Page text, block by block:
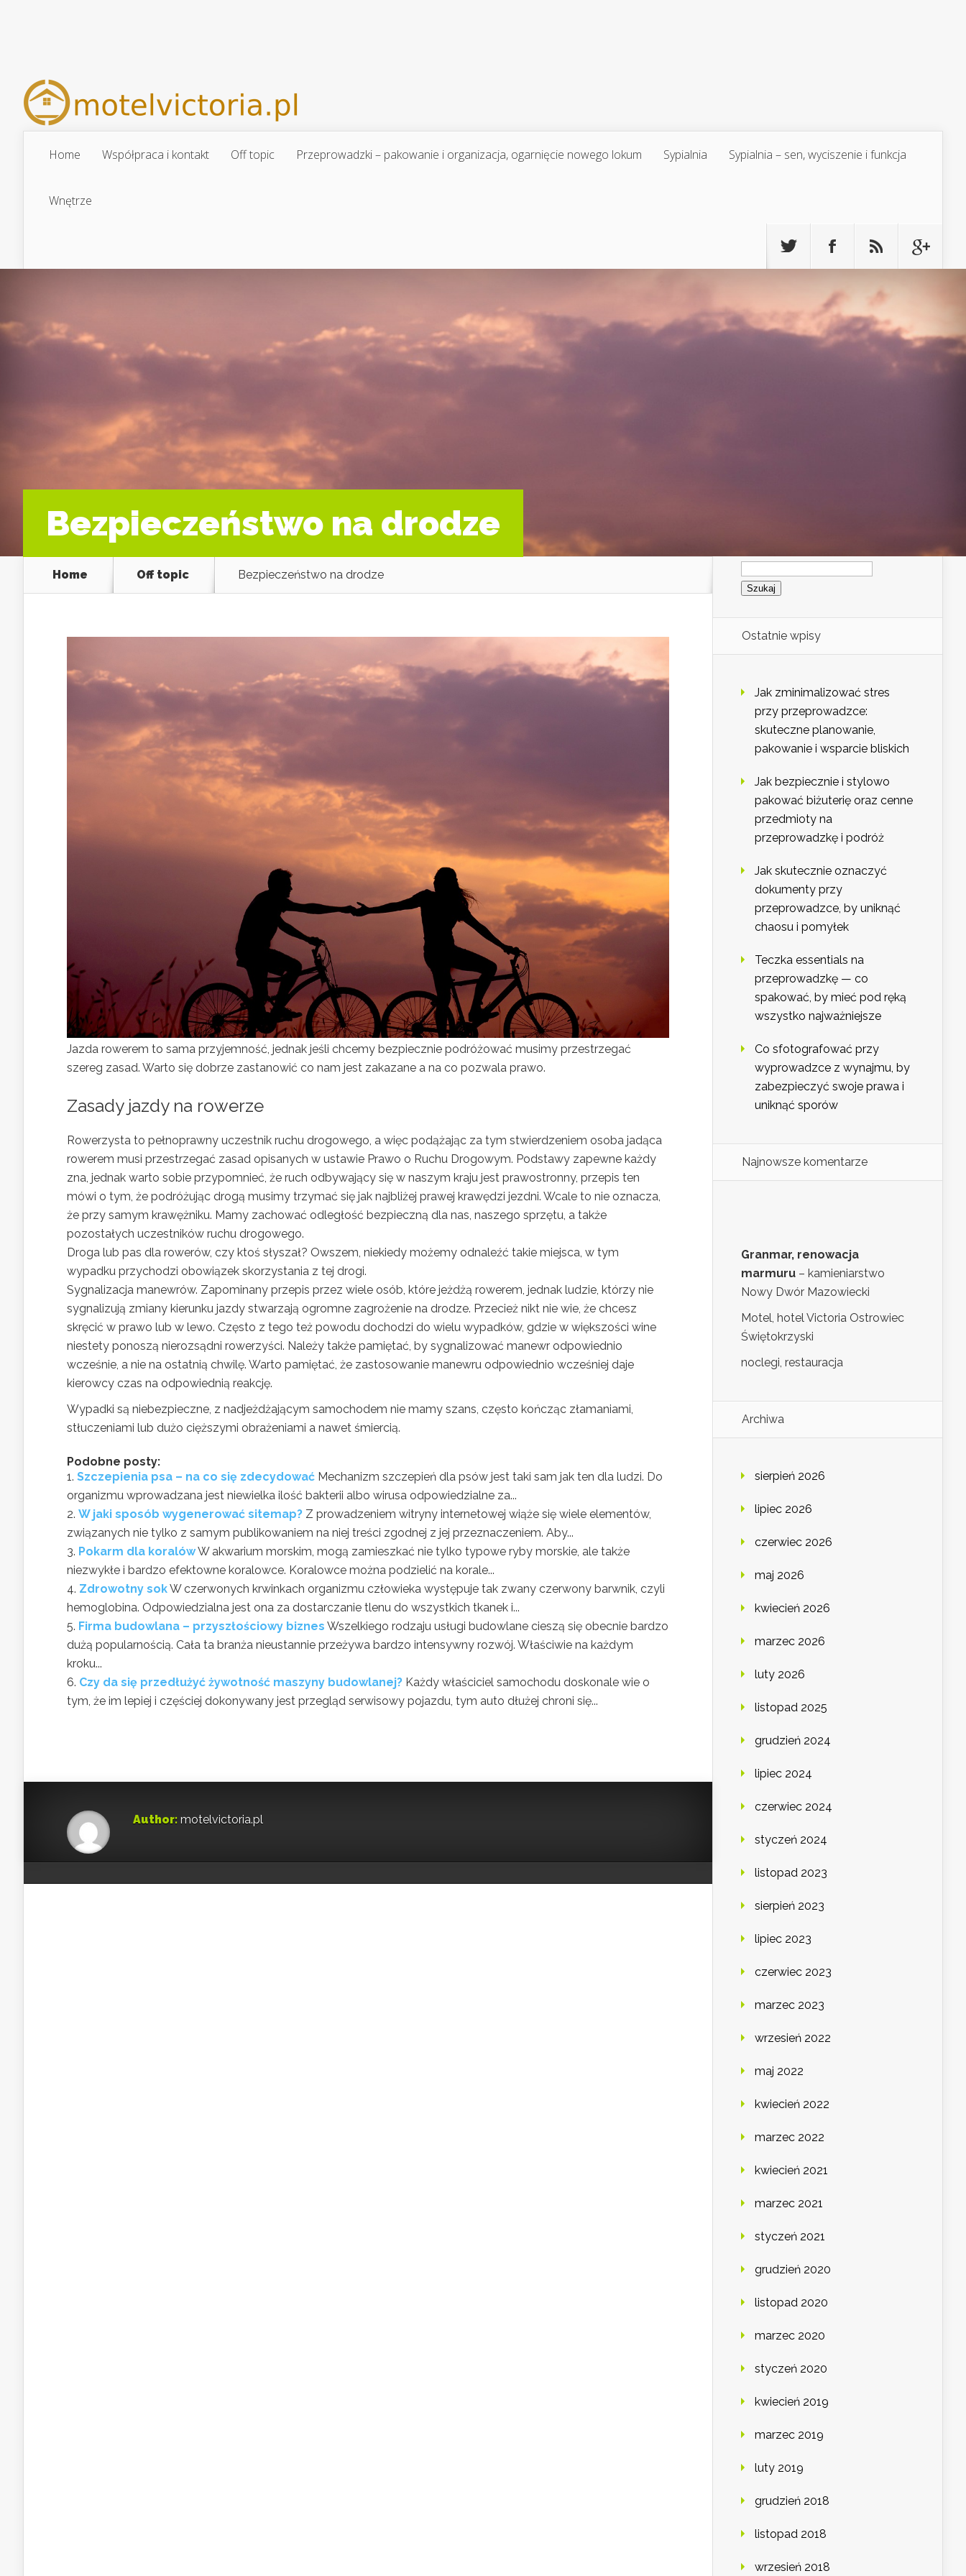
Home Współpraca i kontakt Off topic Przeprowadzki – pakowanie i organizacja, ogarnięcie nowego lokum Sypialnia Sypialnia – sen, wyciszenie i funkcja
Wnętrze
Bezpieczeństwo na drodze
Home Off topic Bezpieczeństwo na drodze
Jazda rowerem to sama przyjemność, jednak jeśli chcemy bezpiecznie podróżować musimy przestrzegać
szereg zasad. Warto się dobrze zastanowić co nam jest zakazane a na co pozwala prawo.
Zasady jazdy na rowerze
Rowerzysta to pełnoprawny uczestnik ruchu drogowego, a więc podążając za tym stwierdzeniem osoba jadąca
rowerem musi przestrzegać zasad opisanych w ustawie Prawo o Ruchu Drogowym. Podstawy zapewne każdy
zna, jednak warto sobie przypomnieć, że ruch odbywający się w naszym kraju jest prawostronny, przepis ten
mówi o tym, że podróżując drogą musimy trzymać się jak najbliżej prawej krawędzi jezdni. Wcale to nie oznacza,
że przy samym krawężniku. Mamy zachować odległość bezpieczną dla nas, naszego sprzętu, a także
pozostałych uczestników ruchu drogowego.
Droga lub pas dla rowerów, czy ktoś słyszał? Owszem, niekiedy możemy odnaleźć takie miejsca, w tym
wypadku przychodzi obowiązek skorzystania z tej drogi.
Sygnalizacja manewrów. Zapominany przepis przez wiele osób, które jeżdżą rowerem, jednak ludzie, którzy nie
sygnalizują zmiany kierunku jazdy stwarzają ogromne zagrożenie na drodze. Przecież nikt nie wie, że chcesz
skręcić w prawo lub w lewo. Często z tego też powodu dochodzi do wielu wypadków, gdzie w większości wine
niestety ponoszą nierozsądni rowerzyści. Należy także pamiętać, by sygnalizować manewr odpowiednio
wcześnie, a nie na ostatnią chwilę. Warto pamiętać, że zastosowanie manewru odpowiednio wcześniej daje
kierowcy czas na odpowiednią reakcję.
Wypadki są niebezpieczne, z nadjeżdżającym samochodem nie mamy szans, często kończąc złamaniami,
stłuczeniami lub dużo cięższymi obrażeniami a nawet śmiercią.
Podobne posty:
Szczepienia psa – na co się zdecydować Mechanizm szczepień dla psów jest taki sam jak ten dla ludzi. Do
organizmu wprowadzana jest niewielka ilość bakterii albo wirusa odpowiedzialne za...
W jaki sposób wygenerować sitemap? Z prowadzeniem witryny internetowej wiąże się wiele elementów,
związanych nie tylko z samym publikowaniem na niej treści zgodnej z jej przeznaczeniem. Aby...
Pokarm dla koralówW akwarium morskim, mogą zamieszkać nie tylko typowe ryby morskie, ale także
niezwykłe i bardzo efektowne koralowce. Koralowce można podzielić na korale...
Zdrowotny sokW czerwonych krwinkach organizmu człowieka występuje tak zwany czerwony barwnik, czyli
hemoglobina. Odpowiedzialna jest ona za dostarczanie tlenu do wszystkich tkanek i...
Firma budowlana – przyszłościowy biznes Wszelkiego rodzaju usługi budowlane cieszą się obecnie bardzo
dużą popularnością. Cała ta branża nieustannie przeżywa bardzo intensywny rozwój. Właściwie na każdym
kroku...
Czy da się przedłużyć żywotność maszyny budowlanej? Każdy właściciel samochodu doskonale wie o
tym, że im lepiej i częściej dokonywany jest przegląd serwisowy pojazdu, tym auto dłużej chroni się...
Author: motelvictoria.pl
Szukaj:
Ostatnie wpisy
Jak zminimalizować stres
przy przeprowadzce:
skuteczne planowanie,
pakowanie i wsparcie bliskich
Jak bezpiecznie i stylowo
pakować biżuterię oraz cenne
przedmioty na
przeprowadzkę i podróż
Jak skutecznie oznaczyć
dokumenty przy
przeprowadzce, by uniknąć
chaosu i pomyłek
Teczka essentials na
przeprowadzkę — co
spakować, by mieć pod ręką
wszystko najważniejsze
Co sfotografować przy
wyprowadzce z wynajmu, by
zabezpieczyć swoje prawa i
uniknąć sporów
Najnowsze komentarze
Granmar, renowacja
marmuru – kamieniarstwo
Nowy Dwór Mazowiecki
Motel, hotel Victoria Ostrowiec
Świętokrzyski
noclegi, restauracja
Archiwa
sierpień 2026
lipiec 2026
czerwiec 2026
maj 2026
kwiecień 2026
marzec 2026
luty 2026
listopad 2025
grudzień 2024
lipiec 2024
czerwiec 2024
styczeń 2024
listopad 2023
sierpień 2023
lipiec 2023
czerwiec 2023
marzec 2023
wrzesień 2022
maj 2022
kwiecień 2022
marzec 2022
kwiecień 2021
marzec 2021
styczeń 2021
grudzień 2020
listopad 2020
marzec 2020
styczeń 2020
kwiecień 2019
marzec 2019
luty 2019
grudzień 2018
listopad 2018
wrzesień 2018